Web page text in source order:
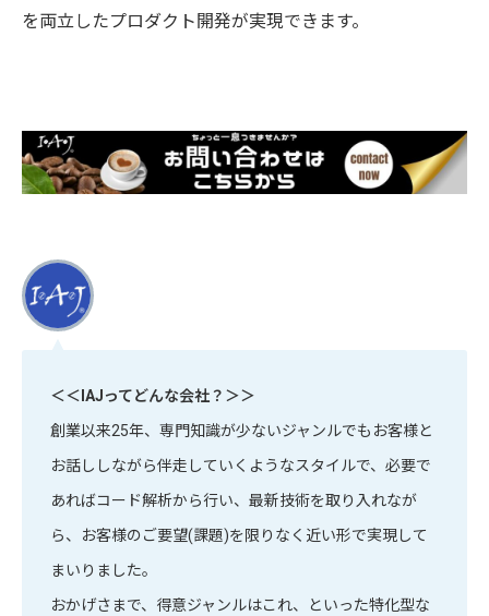
を両立したプロダクト開発が実現できます。
＜＜IAJってどんな会社？＞＞
創業以来25年、専門知識が少ないジャンルでもお客様と
お話ししながら伴走していくようなスタイルで、必要で
あればコード解析から行い、最新技術を取り入れなが
ら、お客様のご要望(課題)を限りなく近い形で実現して
まいりました。
おかげさまで、得意ジャンルはこれ、といった特化型な